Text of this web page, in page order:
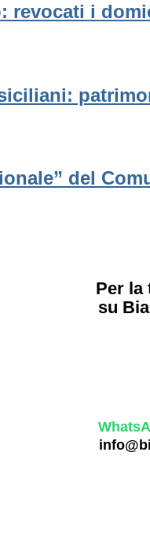
revocati i
del
Per la
su